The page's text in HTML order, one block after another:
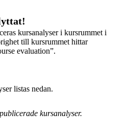
kursanalyser i kursrummet i
till kursrummet hittar
evaluation”.
listas nedan.
kursanalyser.